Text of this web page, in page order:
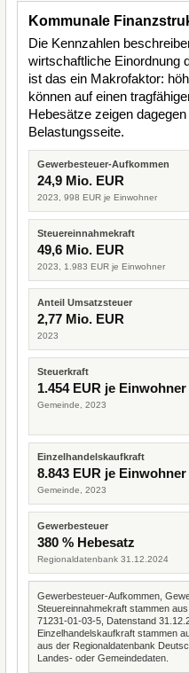
Kommunale
Die Kennzahlen
wirtschaftliche Einordnung
ist das ein Makrofaktor:
können auf einen
Hebesätze zeigen
Belastungsseite.
Gewerbesteuer-Aufkommen
24,9 Mio. EUR
2023, 998 EUR je Einwohner
Steuereinnahmekraft
49,6 Mio. EUR
2023, 1.983 EUR je Einwohner
Anteil Umsatzsteuer
2,77 Mio. EUR
2023
Steuerkraft
1.454 EUR je Einwohner
Gemeinde, 2023
Einzelhandelskaufkraft
8.843 EUR je Einwohner
Gemeinde, 2023
Gewerbesteuer
380 % Hebesatz
Regionaldatenbank 31.12.2024
Gewerbesteuer-Aufkommen,
Steuereinnahmekraft stammen
71231-01-03-5, Datenstand
Einzelhandelskaufkraft stammen
aus der Regionaldatenbank
Landes- oder Gemeindedaten.